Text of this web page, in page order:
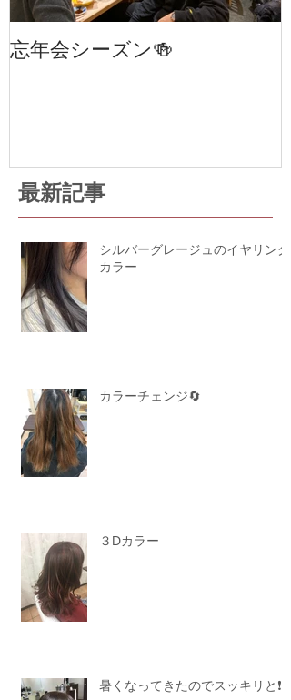
忘年会シーズン🍻
最新記事
シルバーグレージュのイヤリング
カラー
カラーチェンジ🔄
３Dカラー
暑くなってきたのでスッキリと❗️